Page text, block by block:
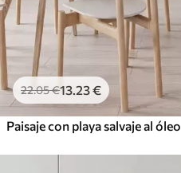
22.05€13 .23€
Paisaje con playa salvaje al óleo